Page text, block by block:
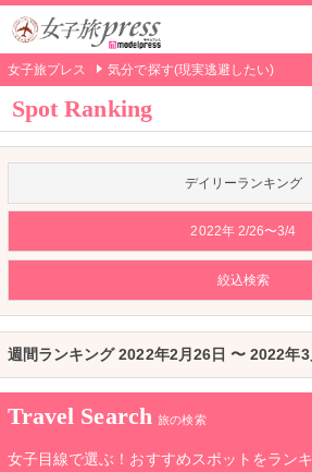
女子旅プレス 気分で探す(現実逃避したい)
Spot Ranking
デイリーランキング
2022年 2/26〜3/4
絞込検索
週間ランキング 2022年2月26日 〜 2022年
Travel Search 旅の検索
女子目線で選ぶ！おすすめスポットをラン